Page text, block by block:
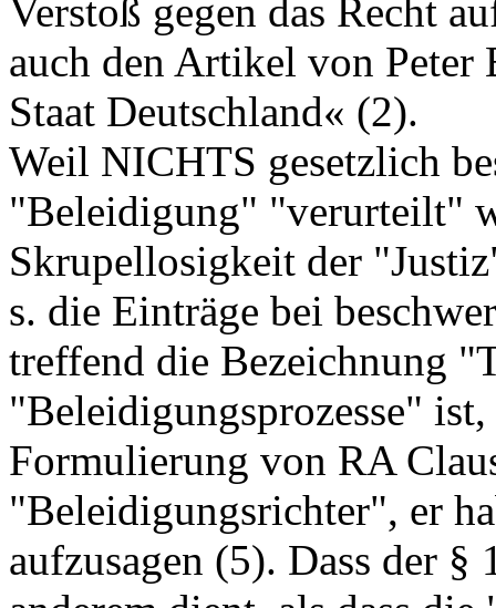
Verstoß gegen das Recht
auch den Artikel von
Staat Deutschland« (2).
Weil NICHTS gesetzlich
"Beleidigung" "verurteilt"
Skrupellosigkeit der
s. die Einträge bei
treffend die Bezeichnung
"Beleidigungsprozesse"
Formulierung von RA
"Beleidigungsrichter", er
aufzusagen (5). Dass der